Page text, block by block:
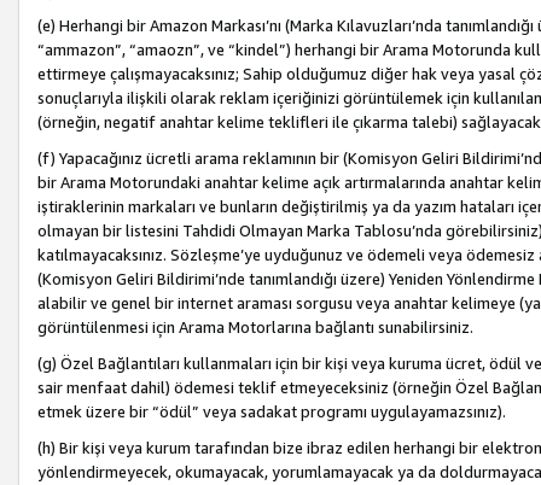
(e) Herhangi bir Amazon Markası’nı (Marka Kılavuzları’nda
“ammazon”, “amaozn”, ve “kindel”) herhangi bir Arama Motorunda
ettirmeye çalışmayacaksınız; Sahip olduğumuz diğer hak veya yasal
sonuçlarıyla ilişkili olarak reklam içeriğinizi görüntülemek için
(örneğin, negatif anahtar kelime teklifleri ile çıkarma talebi)
(f) Yapacağınız ücretli arama reklamının bir (Komisyon Geliri
bir Arama Motorundaki anahtar kelime açık artırmalarında anahtar
iştiraklerinin markaları ve bunların değiştirilmiş ya da yazım hataları
olmayan bir listesini Tahdidi Olmayan Marka Tablosu’nda
katılmayacaksınız. Sözleşme’ye uyduğunuz ve ödemeli veya
(Komisyon Geliri Bildirimi’nde tanımlandığı üzere) Yeniden
alabilir ve genel bir internet araması sorgusu veya anahtar kelimeye
görüntülenmesi için Arama Motorlarına bağlantı sunabilirsiniz.
(g) Özel Bağlantıları kullanmaları için bir kişi veya kuruma ücret, ödül
sair menfaat dahil) ödemesi teklif etmeyeceksiniz (örneğin Özel
etmek üzere bir “ödül” veya sadakat programı uygulayamazsınız).
(h) Bir kişi veya kurum tarafından bize ibraz edilen herhangi bir
yönlendirmeyecek, okumayacak, yorumlamayacak ya da